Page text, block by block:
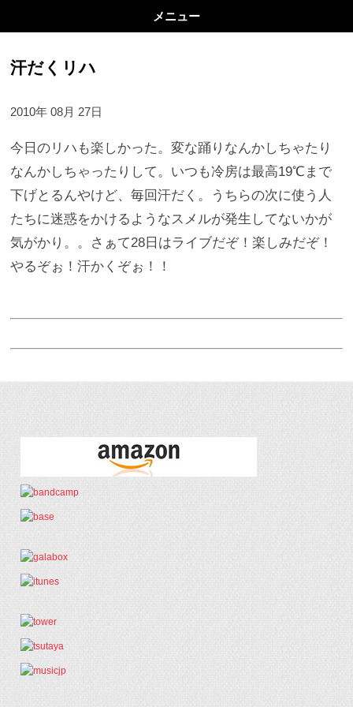
メニュー
汗だくリハ
2010年 08月 27日
今日のリハも楽しかった。変な踊りなんかしちゃたり
なんかしちゃったりして。いつも冷房は最高19℃まで
下げとるんやけど、毎回汗だく。うちらの次に使う人
たちに迷惑をかけるようなスメルが発生してないかが
気がかり。。さぁて28日はライブだぞ！楽しみだぞ！
やるぞぉ！汗かくぞぉ！！